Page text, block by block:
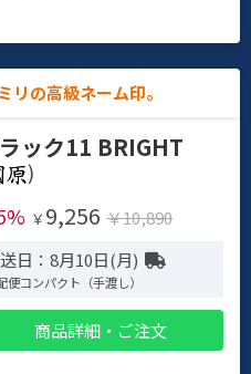
リの高級ネーム印。
ック11 BRIGHT
)
￥ 9,256 ￥10,890
日：8月10日(月)
便コンパクト（手渡し）
商品詳細・ご注文